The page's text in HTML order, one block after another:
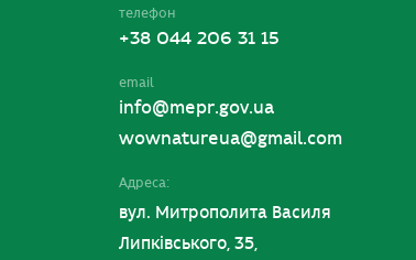
телефон
+38 044 206 31 15
email
info@mepr.gov.ua
wownatureua@gmail.com
Адреса:
вул. Митрополита Василя
Липківського, 35,